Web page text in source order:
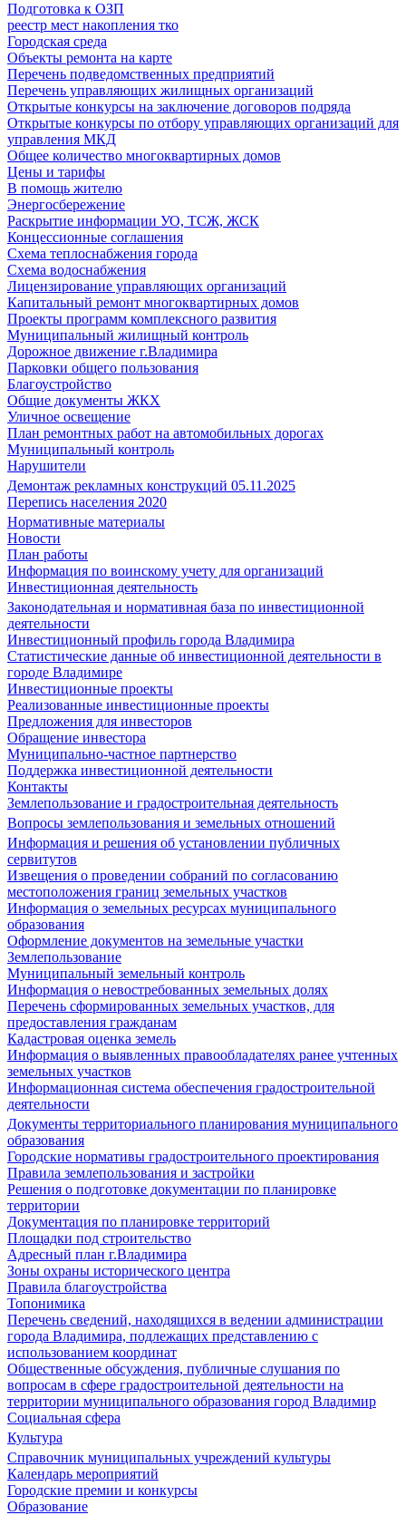
Подготовка к ОЗП
реестр мест накопления тко
Городская среда
Объекты ремонта на карте
Перечень подведомственных предприятий
Перечень управляющих жилищных организаций
Открытые конкурсы на заключение договоров подряда
Открытые конкурсы по отбору управляющих организаций для
управления МКД
Общее количество многоквартирных домов
Цены и тарифы
В помощь жителю
Энергосбережение
Раскрытие информации УО, ТСЖ, ЖСК
Концессионные соглашения
Схема теплоснабжения города
Схема водоснабжения
Лицензирование управляющих организаций
Капитальный ремонт многоквартирных домов
Проекты программ комплексного развития
Муниципальный жилищный контроль
Дорожное движение г.Владимира
Парковки общего пользования
Благоустройство
Общие документы ЖКХ
Уличное освещение
План ремонтных работ на автомобильных дорогах
Муниципальный контроль
Нарушители
Демонтаж рекламных конструкций 05.11.2025
Перепись населения 2020
Нормативные материалы
Новости
План работы
Информация по воинскому учету для организаций
Инвестиционная деятельность
Законодательная и нормативная база по инвестиционной
деятельности
Инвестиционный профиль города Владимира
Статистические данные об инвестиционной деятельности в
городе Владимире
Инвестиционные проекты
Реализованные инвестиционные проекты
Предложения для инвесторов
Обращение инвестора
Муниципально-частное партнерство
Поддержка инвестиционной деятельности
Контакты
Землепользование и градостроительная деятельность
Вопросы землепользования и земельных отношений
Информация и решения об установлении публичных
сервитутов
Извещения о проведении собраний по согласованию
местоположения границ земельных участков
Информация о земельных ресурсах муниципального
образования
Оформление документов на земельные участки
Землепользование
Муниципальный земельный контроль
Информация о невостребованных земельных долях
Перечень сформированных земельных участков, для
предоставления гражданам
Кадастровая оценка земель
Информация о выявленных правообладателях ранее учтенных
земельных участков
Информационная система обеспечения градостроительной
деятельности
Документы территориального планирования муниципального
образования
Городские нормативы градостроительного проектирования
Правила землепользования и застройки
Решения о подготовке документации по планировке
территории
Документация по планировке территорий
Площадки под строительство
Адресный план г.Владимира
Зоны охраны исторического центра
Правила благоустройства
Топонимика
Перечень сведений, находящихся в ведении администрации
города Владимира, подлежащих представлению с
использованием координат
Общественные обсуждения, публичные слушания по
вопросам в сфере градостроительной деятельности на
территории муниципального образования город Владимир
Социальная сфера
Культура
Справочник муниципальных учреждений культуры
Календарь мероприятий
Городские премии и конкурсы
Образование